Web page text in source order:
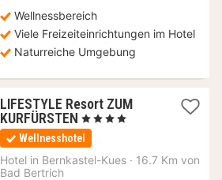
Wellnessbereich
Viele Freizeiteinrichtungen im Hotel
Naturreiche Umgebung
LIFESTYLE Resort ZUM
KURFÜRSTEN 1
Nacht
ab
256
, 4 Sterne
Wellnesshotel
Hotel in Bernkastel-Kues · 16.7 Km von
Bad Bertrich